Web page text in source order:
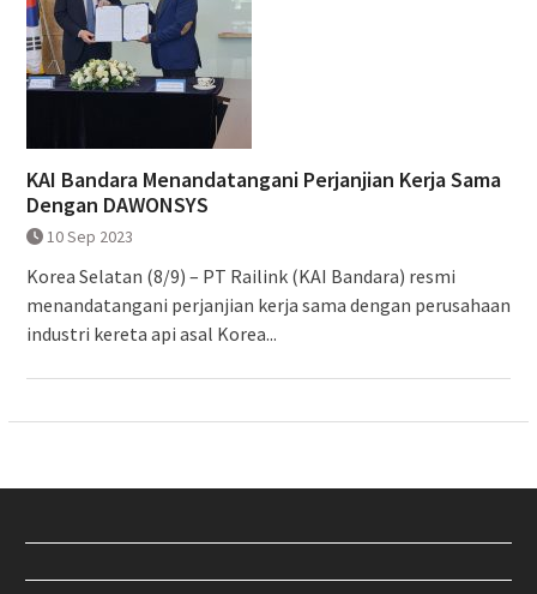
KAI Bandara Menandatangani Perjanjian Kerja Sama
Dengan DAWONSYS
10 Sep 2023
Korea Selatan (8/9) – PT Railink (KAI Bandara) resmi
menandatangani perjanjian kerja sama dengan perusahaan
industri kereta api asal Korea...